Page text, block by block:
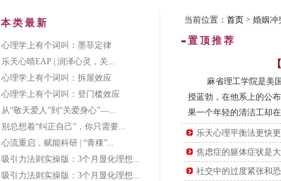
当前位置： 首页 > 婚姻冲
置顶推荐
麻省理工学院是美
授蓝勃，在他系上的公
果一个年轻的清洁工却
后，又下了另一道更难
乐天心理平衡法更快
焦虑症的躯体症状是
社交中的过度紧张和
本类最新
心理学上有个词叫：墨菲定律
乐天心晴EAP | 润泽心灵，关...
心理学上有个词叫：拆屋效应
心理学上有个词叫：登门槛效应
从“敬天爱人”到“关爱身心”—...
别总想着“纠正自己”，你只需要...
心流重启，赋能科研 | “青稞”...
吸引力法则实操版：3个月显化理想...
吸引力法则实操版：3个月显化理想...